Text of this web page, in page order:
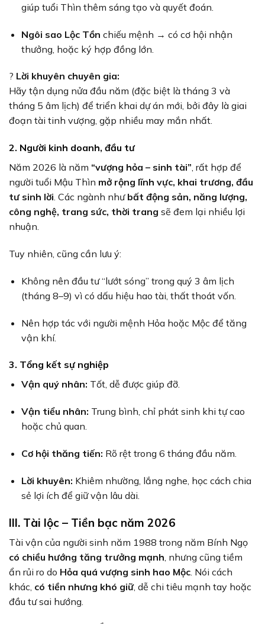
giúp tuổi Thìn thêm sáng tạo và quyết đoán.
Ngôi sao Lộc Tồn chiếu mệnh → có cơ hội nhận
thưởng, hoặc ký hợp đồng lớn.
? Lời khuyên chuyên gia:
Hãy tận dụng nửa đầu năm (đặc biệt là tháng 3 và
tháng 5 âm lịch) để triển khai dự án mới, bởi đây là giai
đoạn tài tinh vượng, gặp nhiều may mắn nhất.
2. Người kinh doanh, đầu tư
Năm 2026 là năm “vượng hỏa – sinh tài”, rất hợp để
người tuổi Mậu Thìn mở rộng lĩnh vực, khai trương, đầu
tư sinh lời. Các ngành như bất động sản, năng lượng,
công nghệ, trang sức, thời trang sẽ đem lại nhiều lợi
nhuận.
Tuy nhiên, cũng cần lưu ý:
Không nên đầu tư “lướt sóng” trong quý 3 âm lịch
(tháng 8–9) vì có dấu hiệu hao tài, thất thoát vốn.
Nên hợp tác với người mệnh Hỏa hoặc Mộc để tăng
vận khí.
3. Tổng kết sự nghiệp
Vận quý nhân: Tốt, dễ được giúp đỡ.
Vận tiểu nhân: Trung bình, chỉ phát sinh khi tự cao
hoặc chủ quan.
Cơ hội thăng tiến: Rõ rệt trong 6 tháng đầu năm.
Lời khuyên: Khiêm nhường, lắng nghe, học cách chia
sẻ lợi ích để giữ vận lâu dài.
III. Tài lộc – Tiền bạc năm 2026
Tài vận của người sinh năm 1988 trong năm Bính Ngọ
có chiều hướng tăng trưởng mạnh, nhưng cũng tiềm
ẩn rủi ro do Hỏa quá vượng sinh hao Mộc. Nói cách
khác, có tiền nhưng khó giữ, dễ chi tiêu mạnh tay hoặc
đầu tư sai hướng.